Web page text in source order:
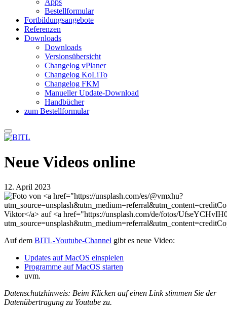
Apps
Bestellformular
Fortbildungsangebote
Referenzen
Downloads
Downloads
Versionsübersicht
Changelog vPlaner
Changelog KoLiTo
Changelog FKM
Manueller Update-Download
Handbücher
zum Bestellformular
Neue Videos online
12. April 2023
Auf dem BITL-Youtube-Channel gibt es neue Video:
Updates auf MacOS einspielen
Programme auf MacOS starten
uvm.
Datenschutzhinweis: Beim Klicken auf einen Link stimmen Sie der
Datenübertragung zu Youtube zu.